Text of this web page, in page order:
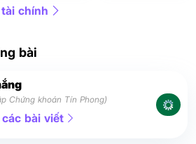
chính
bài
Chứng khoán Tín Phong)
bài viết